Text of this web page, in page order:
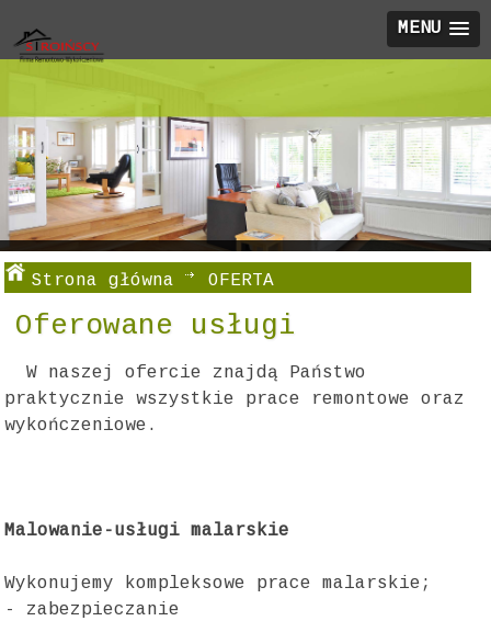
MENU
Strona główna OFERTA
Oferowane usługi
W naszej ofercie znajdą Państwo
praktycznie wszystkie prace remontowe oraz
wykończeniowe.
Malowanie-usługi malarskie
Wykonujemy kompleksowe prace malarskie;
- zabezpieczanie